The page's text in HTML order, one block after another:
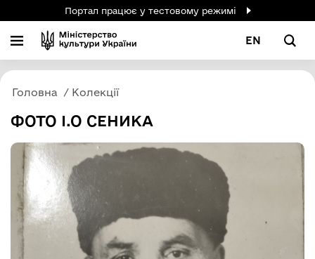
Портал працює у тестовому режимі
EN
Головна Колекції
ФОТО І.О СЕНИКА